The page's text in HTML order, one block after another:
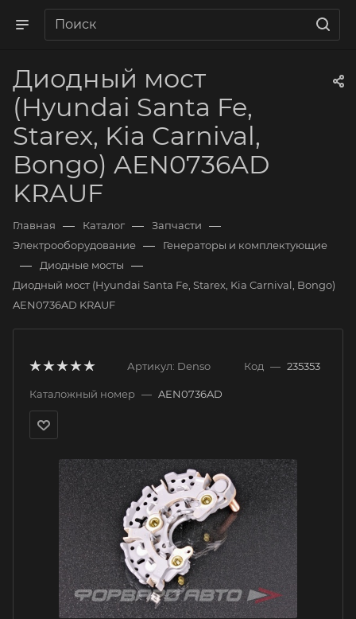
Диодный мост
(Hyundai Santa Fe,
Starex, Kia Carnival,
Bongo) AEN0736AD
KRAUF
Главная — Каталог — Запчасти —
Электрооборудование — Генераторы и комплектующие
— Диодные мосты —
Диодный мост (Hyundai Santa Fe, Starex, Kia Carnival, Bongo)
AEN0736AD KRAUF
Артикул: Denso Код — 235353
Каталожный номер — AEN0736AD